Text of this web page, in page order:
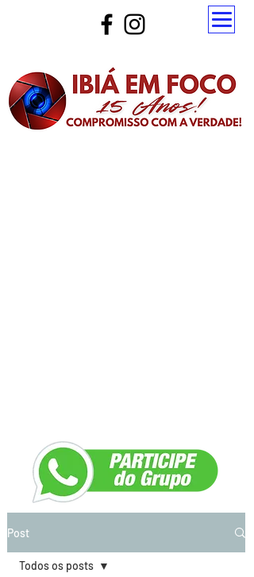
Post
Todos os posts